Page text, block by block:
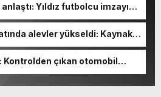
Yıldız futbolcu imzayı
alevler yükseldi: Kaynak
Kontrolden çıkan otomobil
ezdi